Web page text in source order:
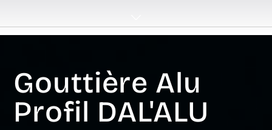
content
Gouttière Alu
Profil DAL'ALU